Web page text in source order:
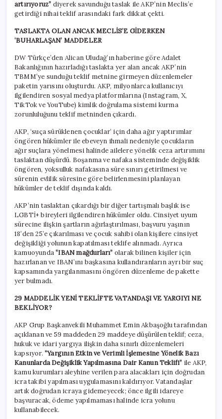
artırıyoruz” diyerek savunduğu taslak ile AKP’nin Meclis’e
getirdiği nihai teklif arasındaki fark dikkat çekti.
TASLAKTA OLAN ANCAK MECLİS’E GİDERKEN
‘BUHARLAŞAN’ MADDELER
DW Türkçe’den Alican Uludağ’ın haberine göre Adalet
Bakanlığının hazırladığı taslakta yer alan ancak AKP’nin
TBMM’ye sunduğu teklif metnine girmeyen düzenlemeler
paketin yarısını oluşturdu. AKP, milyonlarca kullanıcıyı
ilgilendiren sosyal medya platformlarına (Instagram, X,
TikTok ve YouTube) kimlik doğrulama sistemi kurma
zorunluluğunu teklif metninden çıkardı.
AKP, ‘suça sürüklenen çocuklar’ için daha ağır yaptırımlar
öngören hükümler ile ebeveyn ihmali nedeniyle çocukların
ağır suçlara yönelmesi halinde ailelere yönelik ceza artırımını
taslaktan düşürdü. Boşanma ve nafaka sisteminde değişiklik
öngören, yoksulluk nafakasına süre sınırı getirilmesi ve
sürenin evlilik süresine göre belirlenmesini planlayan
hükümler de teklif dışında kaldı.
AKP’nin taslaktan çıkardığı bir diğer tartışmalı başlık ise
LGBTİ+ bireyleri ilgilendiren hükümler oldu. Cinsiyet uyum
sürecine ilişkin şartların ağırlaştırılması, başvuru yaşının
18’den 25’e çıkarılması ve çocuk sahibi olan kişilere cinsiyet
değişikliği yolunun kapatılması teklife alınmadı. Ayrıca
kamuoyunda“IBAN mağdurları” olarak bilinen kişiler için
hazırlanan ve IBAN’ını başkasına kullandıranların ayrı bir suç
kapsamında yargılanmasını öngören düzenleme de pakette
yer bulmadı.
29 MADDELİK YENİ TEKLİFTE VATANDAŞI VE YARGIYI NE
BEKLİYOR?
AKP Grup Başkanvekili Muhammet Emin Akbaşoğlu tarafından
açıklanan ve 59 maddeden 29 maddeye düşürülen teklif; ceza,
hukuk ve idari yargıya ilişkin daha sınırlı düzenlemeleri
kapsıyor.“Yargının Etkin ve Verimli İşlemesine Yönelik Bazı
Kanunlarda Değişiklik Yapılmasına Dair Kanun Teklifi” ile AKP,
kamu kurumları aleyhine verilen para alacakları için doğrudan
icra takibi yapılması uygulamasını kaldırıyor. Vatandaşlar
artık doğrudan icraya gidemeyecek; önce ilgili idareye
başvuracak, ödeme yapılmaması halinde icra yolunu
kullanabilecek.